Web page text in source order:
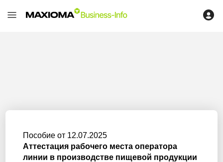
Пособие от 12.07.2025
Аттестация рабочего места оператора
линии в производстве пищевой продукции